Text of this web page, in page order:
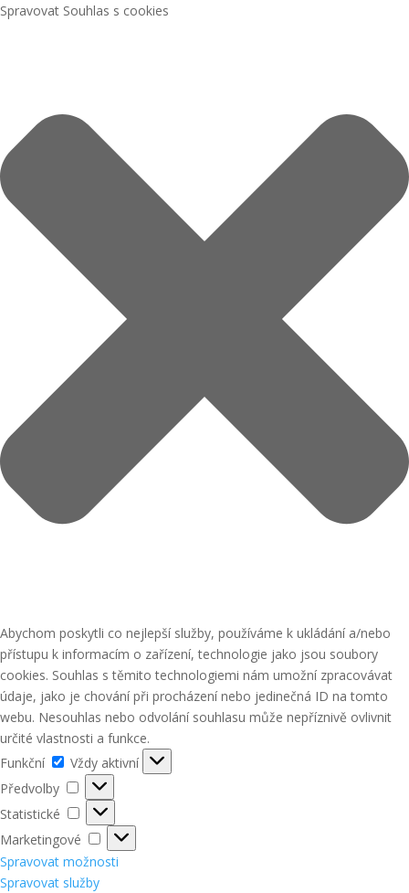
Spravovat Souhlas s cookies
Abychom poskytli co nejlepší služby, používáme k ukládání a/nebo
přístupu k informacím o zařízení, technologie jako jsou soubory
cookies. Souhlas s těmito technologiemi nám umožní zpracovávat
údaje, jako je chování při procházení nebo jedinečná ID na tomto
webu. Nesouhlas nebo odvolání souhlasu může nepříznivě ovlivnit
určité vlastnosti a funkce.
Funkční
Funkční
Vždy aktivní
Předvolby
Předvolby
Statistické
Statistické
Marketingové
Marketingové
Spravovat možnosti
Spravovat služby